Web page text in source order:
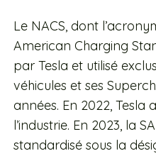
Le NACS, dont
American Charging
par Tesla et utilisé
véhicules et ses
années. En 2022,
l’industrie. En 2023, la
standardisé sous la